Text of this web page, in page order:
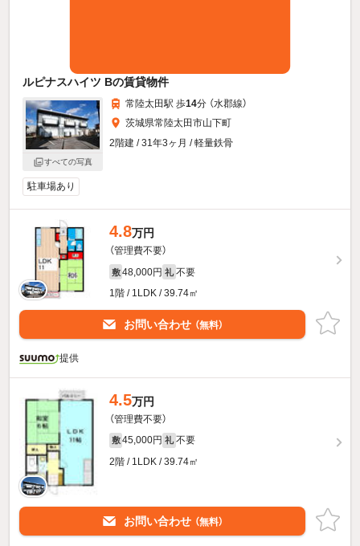
ルピナスハイツ Bの賃貸物件
すべての写真
常陸太田駅 歩14分 （水郡線）
茨城県常陸太田市山下町
2階建 / 31年3ヶ月 / 軽量鉄骨
駐車場あり
4.8万円
（管理費不要）
敷 48,000円 礼 不要
1階 / 1LDK / 39.74㎡
お問い合わせ （無料）
提供
4.5万円
（管理費不要）
敷 45,000円 礼 不要
2階 / 1LDK / 39.74㎡
お問い合わせ （無料）